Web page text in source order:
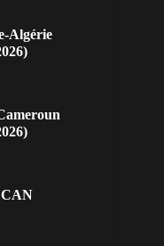
Algérie
CAN